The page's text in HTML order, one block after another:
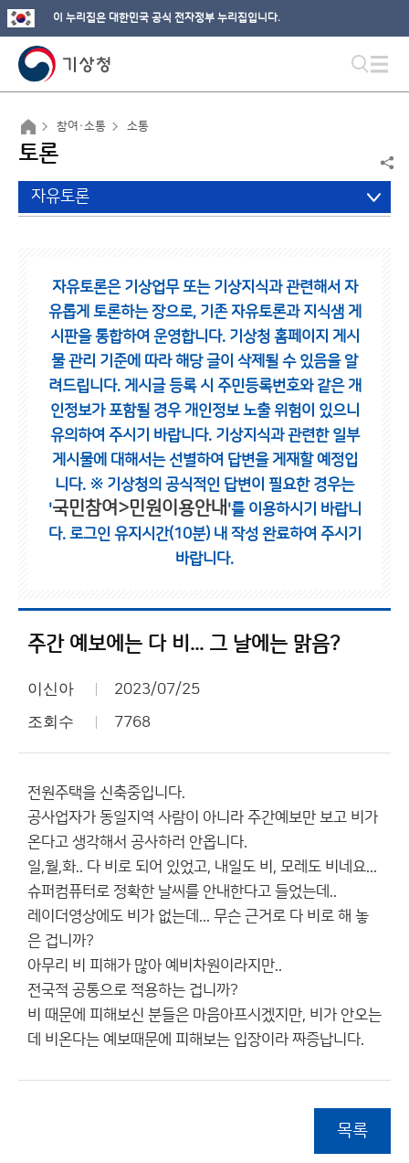
이 누리집은 대한민국 공식 전자정부 누리집입니다.
참여·소통 소통
토론
자유토론
자유토론은 기상업무 또는 기상지식과 관련해서 자
유롭게 토론하는 장으로, 기존 자유토론과 지식샘 게
시판을 통합하여 운영합니다. 기상청 홈페이지 게시
물 관리 기준에 따라 해당 글이 삭제될 수 있음을 알
려드립니다. 게시글 등록 시 주민등록번호와 같은 개
인정보가 포함될 경우 개인정보 노출 위험이 있으니
유의하여 주시기 바랍니다. 기상지식과 관련한 일부
게시물에 대해서는 선별하여 답변을 게재할 예정입
니다. ※ 기상청의 공식적인 답변이 필요한 경우는
'국민참여>민원이용안내 '를 이용하시기 바랍니
다. 로그인 유지시간(10분) 내 작성 완료하여 주시기
바랍니다.
주간 예보에는 다 비... 그 날에는 맑음?
이신아 2023/07/25
조회수 7768
전원주택을 신축중입니다.
공사업자가 동일지역 사람이 아니라 주간예보만 보고 비가
온다고 생각해서 공사하러 안옵니다.
일,월,화.. 다 비로 되어 있었고, 내일도 비, 모레도 비네요...
슈퍼컴퓨터로 정확한 날씨를 안내한다고 들었는데..
레이더영상에도 비가 없는데... 무슨 근거로 다 비로 해 놓
은 겁니까?
아무리 비 피해가 많아 예비차원이라지만..
전국적 공통으로 적용하는 겁니까?
비 때문에 피해보신 분들은 마음아프시겠지만, 비가 안오는
데 비온다는 예보때문에 피해보는 입장이라 짜증납니다.
목록